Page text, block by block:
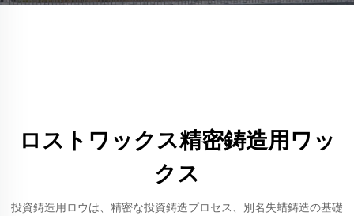
ロストワックス精密鋳造用ワッ
クス
投資鋳造用ロウは、精密な投資鋳造プロセス、別名失蜡鋳造の基礎